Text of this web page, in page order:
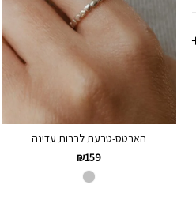
הארטס-טבעת לבבות עדינה
₪159